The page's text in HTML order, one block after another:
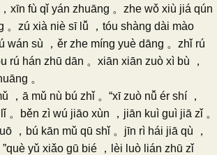
xīn fù qǐ yán zhuāng 。zhe wǒ xiù jiá qún
。zú xià niè sī lǚ ，tóu shàng dài mào
wán sù ，ěr zhe míng yuè dāng 。zhǐ rú
rú hán zhū dān 。xiān xiān zuò xì bù ，
。
，ā mǔ nù bú zhǐ 。“xī zuò nǚ ér shí ，
。běn zì wú jiāo xùn ，jiān kuì guì jiā zǐ 。
，bú kān mǔ qū shǐ 。jīn rì hái jiā qù ，
yǔ xiǎo gū bié ，lèi luò lián zhū zǐ